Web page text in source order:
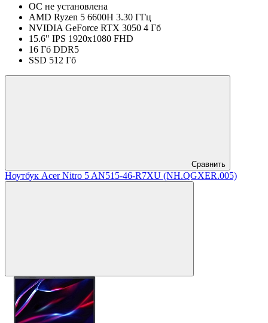
ОС не установлена
AMD Ryzen 5 6600H 3.30 ГГц
NVIDIA GeForce RTX 3050 4 Гб
15.6" IPS 1920x1080 FHD
16 Гб DDR5
SSD 512 Гб
Сравнить
Ноутбук Acer Nitro 5 AN515-46-R7XU (NH.QGXER.005)